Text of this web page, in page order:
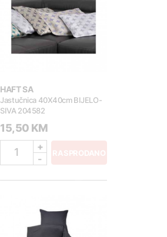
HAFT SA
Jastučnica 40X40cm BIJELO-
SIVA 204582
15,50 KM
1
+
-
RASPRODANO